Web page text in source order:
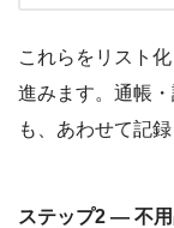
これらをリスト
進みます。通帳
も、あわせて記
ステップ2 — 不用